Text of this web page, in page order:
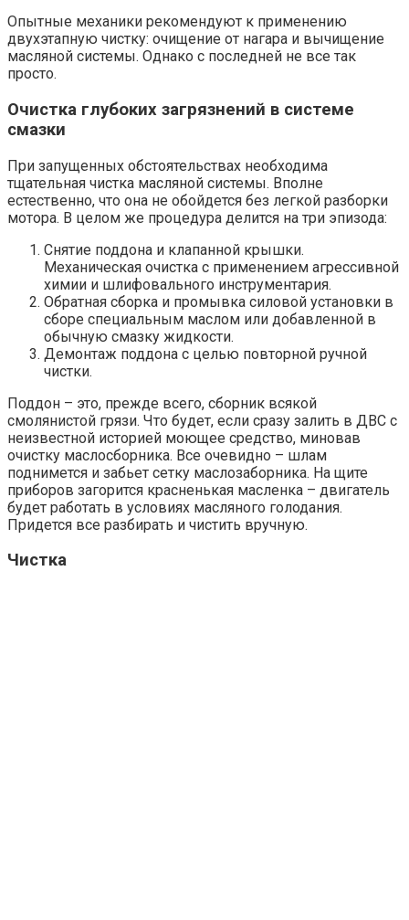
Опытные механики рекомендуют к применению
двухэтапную чистку: очищение от нагара и вычищение
масляной системы. Однако с последней не все так
просто.
Очистка глубоких загрязнений в системе
смазки
При запущенных обстоятельствах необходима
тщательная чистка масляной системы. Вполне
естественно, что она не обойдется без легкой разборки
мотора. В целом же процедура делится на три эпизода:
Снятие поддона и клапанной крышки.
Механическая очистка с применением агрессивной
химии и шлифовального инструментария.
Обратная сборка и промывка силовой установки в
сборе специальным маслом или добавленной в
обычную смазку жидкости.
Демонтаж поддона с целью повторной ручной
чистки.
Поддон – это, прежде всего, сборник всякой
смолянистой грязи. Что будет, если сразу залить в ДВС с
неизвестной историей моющее средство, миновав
очистку маслосборника. Все очевидно – шлам
поднимется и забьет сетку маслозаборника. На щите
приборов загорится красненькая масленка – двигатель
будет работать в условиях масляного голодания.
Придется все разбирать и чистить вручную.
Чистка